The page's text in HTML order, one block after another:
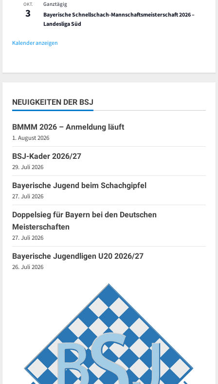
OKT.
3
Ganztägig
Bayerische Schnellschach-Mannschaftsmeisterschaft 2026 –
Landesliga Süd
Kalender anzeigen
NEUIGKEITEN DER BSJ
BMMM 2026 – Anmeldung läuft
1. August 2026
BSJ-Kader 2026/27
29. Juli 2026
Bayerische Jugend beim Schachgipfel
27. Juli 2026
Doppelsieg für Bayern bei den Deutschen
Meisterschaften
27. Juli 2026
Bayerische Jugendligen U20 2026/27
26. Juli 2026